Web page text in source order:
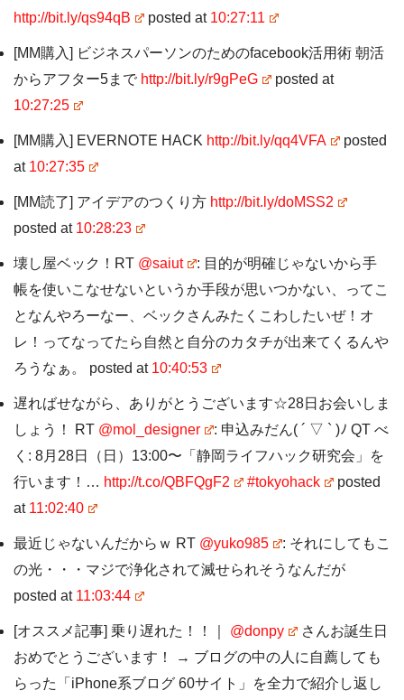
http://bit.ly/qs94qB
posted at 10:27:11
[MM購入] ビジネスパーソンのためのfacebook活用術 朝活
からアフター5まで http://bit.ly/r9gPeG
posted at
10:27:25
[MM購入] EVERNOTE HACK http://bit.ly/qq4VFA
posted
at 10:27:35
[MM読了] アイデアのつくり方 http://bit.ly/doMSS2
posted at 10:28:23
壊し屋ベック！RT @saiut
: 目的が明確じゃないから手
帳を使いこなせないというか手段が思いつかない、ってこ
となんやろーなー、ベックさんみたくこわしたいぜ！オ
レ！ってなってたら自然と自分のカタチが出来てくるんや
ろうなぁ。 posted at 10:40:53
遅ればせながら、ありがとうございます☆28日お会いしま
しょう！ RT @mol_designer
: 申込みだん( ´ ▽ ` )ﾉ QT べ
く: 8月28日（日）13:00〜「静岡ライフハック研究会」を
行います！… http://t.co/QBFQgF2 #tokyohack
posted
at 11:02:40
最近じゃないんだからｗ RT @yuko985
: それにしてもこ
の光・・・マジで浄化されて滅せられそうなんだが
posted at 11:03:44
[オススメ記事] 乗り遅れた！！｜ @donpy
さんお誕生日
おめでとうございます！ → ブログの中の人に自薦しても
らった「iPhone系ブログ 60サイト」を全力で紹介し返し